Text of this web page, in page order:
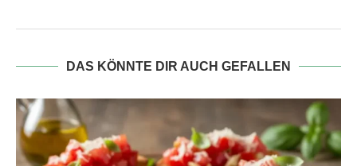
DAS KÖNNTE DIR AUCH GEFALLEN